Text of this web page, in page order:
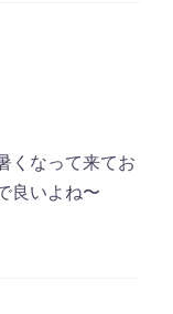
くなって来てお
良いよね〜